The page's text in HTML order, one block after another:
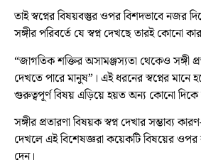
তাই স্বপ্নের বিষয়বস্তুর ওপর বিশদভাবে নজর
সঙ্গীর পরিবর্তে যে স্বপ্ন দেখছে তারই কোনো
“জাগতিক শক্তির অসামঞ্জস্যতা থেকেও সঙ্গী
দেখতে পারে মানুষ”। এই ধরনের স্বপ্নের মানে
গুরুত্বপূর্ণ বিষয় এড়িয়ে হয়ত অন্য কোনো
সঙ্গীর প্রতারণা বিষয়ক স্বপ্ন দেখার সম্ভাব্য
দেখলে এই বিশেষজ্ঞরা কয়েকটি বিষয়ের